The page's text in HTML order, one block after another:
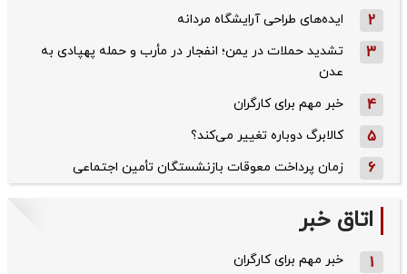
2 ایده‌های طراحی آرایشگاه مردانه
3
تشدید حملات در یمن؛ انفجار در مأرب و حمله پهپادی به
عدن
4 خبر مهم برای کارگران
5 کالابرگ دوباره تغییر می‌کند؟
6 زمان پرداخت معوقات بازنشستگان تأمین اجتماعی
اتاق خبر
1 خبر مهم برای کارگران